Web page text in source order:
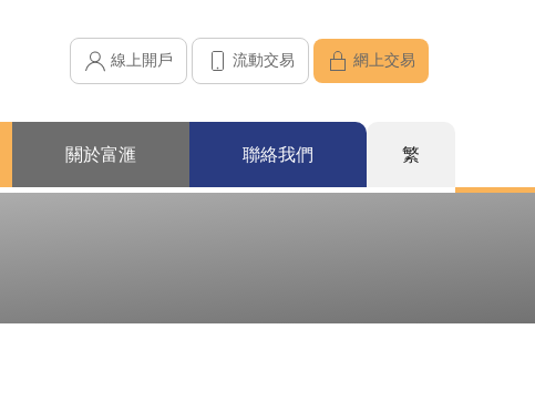
線上開戶 流動交易 網上交易
關於富滙 聯絡我們 繁